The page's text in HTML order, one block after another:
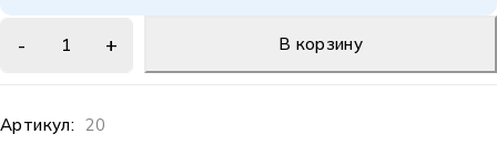
В корзину
Артикул: 20